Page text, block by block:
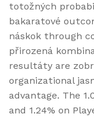
totožných
bakaratové
náskok through
přirozená
resultáty are
organizational
advantage. The
and 1.24% on